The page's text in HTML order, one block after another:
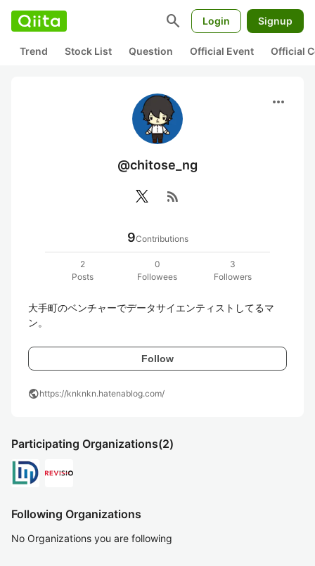
search Login Signup
Trend Stock List Question Official Event Official
more_horiz
@chitose_ng
rss_feed
9Contributions
2
Posts
0
Followees
3
Followers
大手町のベンチャーでデータサイエンティストしてるマ
ン。
Follow
publichttps://knknkn.hatenablog.com/
Participating Organizations(2)
Following Organizations
No Organizations you are following